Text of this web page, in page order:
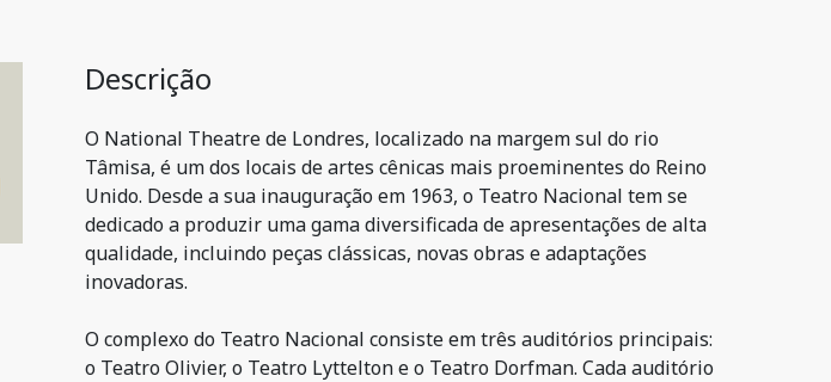
Descrição
O National Theatre de Londres, localizado na margem sul do rio
Tâmisa, é um dos locais de artes cênicas mais proeminentes do Reino
Unido. Desde a sua inauguração em 1963, o Teatro Nacional tem se
dedicado a produzir uma gama diversificada de apresentações de alta
qualidade, incluindo peças clássicas, novas obras e adaptações
inovadoras.
O complexo do Teatro Nacional consiste em três auditórios principais:
o Teatro Olivier, o Teatro Lyttelton e o Teatro Dorfman. Cada auditório